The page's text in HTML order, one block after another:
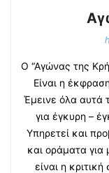
Ο “Αγώνας της
Είναι η
Έμεινε όλα αυτά
για έγκυρη –
Υπηρετεί και
και οράματα για
είναι η